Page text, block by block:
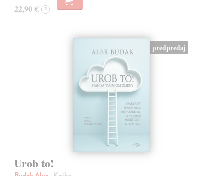
22,90 € ?
predpredaj
Urob to!